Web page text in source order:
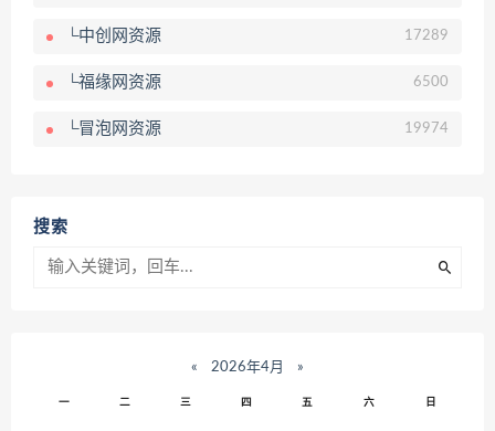
└中创网资源 17289
└福缘网资源 6500
└冒泡网资源 19974
搜索
« 2026年4月 »
一 二 三 四 五 六 日